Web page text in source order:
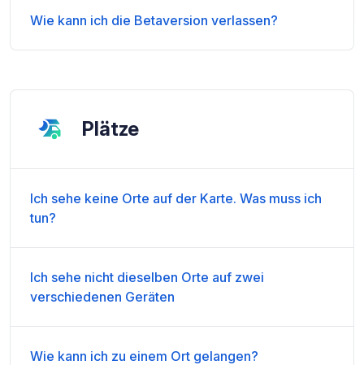
Wie kann ich die Betaversion verlassen?
Plätze
Ich sehe keine Orte auf der Karte. Was muss ich
tun?
Ich sehe nicht dieselben Orte auf zwei
verschiedenen Geräten
Wie kann ich zu einem Ort gelangen?